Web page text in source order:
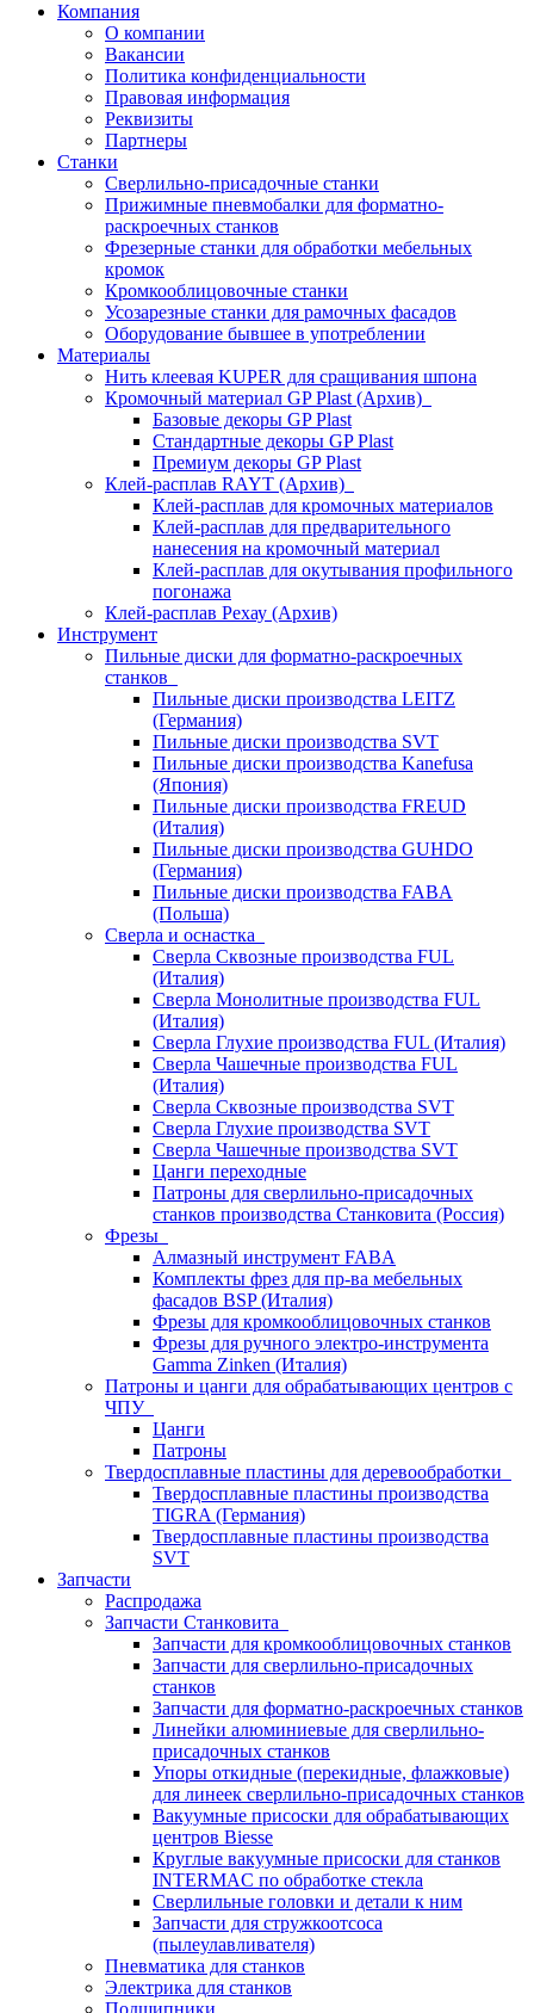
Компания
О компании
Вакансии
Политика конфиденциальности
Правовая информация
Реквизиты
Партнеры
Станки
Сверлильно-присадочные станки
Прижимные пневмобалки для форматно-
раскроечных станков
Фрезерные станки для обработки мебельных
кромок
Кромкооблицовочные станки
Усозарезные станки для рамочных фасадов
Оборудование бывшее в употреблении
Материалы
Нить клеевая KUPER для сращивания шпона
Кромочный материал GP Plast (Архив)
Базовые декоры GP Plast
Стандартные декоры GP Plast
Премиум декоры GP Plast
Клей-расплав RAYT (Архив)
Клей-расплав для кромочных материалов
Клей-расплав для предварительного
нанесения на кромочный материал
Клей-расплав для окутывания профильного
погонажа
Клей-расплав Рехау (Архив)
Инструмент
Пильные диски для форматно-раскроечных
станков
Пильные диски производства LEITZ
(Германия)
Пильные диски производства SVT
Пильные диски производства Kanefusa
(Япония)
Пильные диски производства FREUD
(Италия)
Пильные диски производства GUHDO
(Германия)
Пильные диски производства FABA
(Польша)
Сверла и оснастка
Сверла Сквозные производства FUL
(Италия)
Сверла Монолитные производства FUL
(Италия)
Сверла Глухие производства FUL (Италия)
Сверла Чашечные производства FUL
(Италия)
Сверла Сквозные производства SVT
Сверла Глухие производства SVT
Сверла Чашечные производства SVT
Цанги переходные
Патроны для сверлильно-присадочных
станков производства Станковита (Россия)
Фрезы
Алмазный инструмент FABA
Комплекты фрез для пр-ва мебельных
фасадов BSP (Италия)
Фрезы для кромкооблицовочных станков
Фрезы для ручного электро-инструмента
Gamma Zinken (Италия)
Патроны и цанги для обрабатывающих центров с
ЧПУ
Цанги
Патроны
Твердосплавные пластины для деревообработки
Твердосплавные пластины производства
TIGRA (Германия)
Твердосплавные пластины производства
SVT
Запчасти
Распродажа
Запчасти Станковита
Запчасти для кромкооблицовочных станков
Запчасти для сверлильно-присадочных
станков
Запчасти для форматно-раскроечных станков
Линейки алюминиевые для сверлильно-
присадочных станков
Упоры откидные (перекидные, флажковые)
для линеек сверлильно-присадочных станков
Вакуумные присоски для обрабатывающих
центров Biesse
Круглые вакуумные присоски для станков
INTERMAC по обработке стекла
Сверлильные головки и детали к ним
Запчасти для стружкоотсоса
(пылеулавливателя)
Пневматика для станков
Электрика для станков
Подшипники